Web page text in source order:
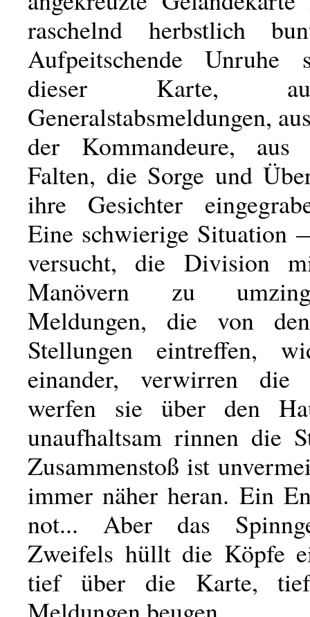
raschelnd herbstlich
Aufpeitschende Unruhe
dieser Karte,
Generalstabsmeldungen,
der Kommandeure,
Falten, die Sorge und
ihre Gesichter
Eine schwierige Situation
versucht, die Division
Manövern zu
Meldungen, die von
Stellungen eintreffen,
einander, verwirren die
werfen sie über den
unaufhaltsam rinnen die
Zusammenstoß ist
immer näher heran. Ein
not... Aber das
Zweifels hüllt die Köpfe
tief über die Karte,